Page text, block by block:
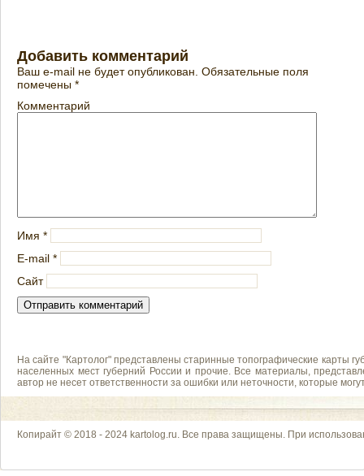
Добавить комментарий
Ваш e-mail не будет опубликован. Обязательные поля
помечены *
Комментарий
Имя *
E-mail *
Сайт
На сайте "Картолог" представлены старинные топографические карты
населенных мест губерний России и прочие. Все материалы,
автор не несет ответственности за ошибки или неточности, которые
Копирайт © 2018 - 2024 kartolog.ru. Все права защищены. При